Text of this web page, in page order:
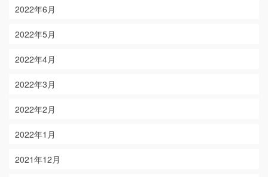
2022年6月
2022年5月
2022年4月
2022年3月
2022年2月
2022年1月
2021年12月